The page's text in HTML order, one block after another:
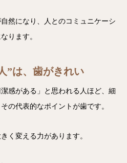
然になり、人とのコミュニケーシ
ります。
”は、歯がきれい
感がある」と思われる人ほど、細
の代表的なポイントが歯です。
く変える力があります。